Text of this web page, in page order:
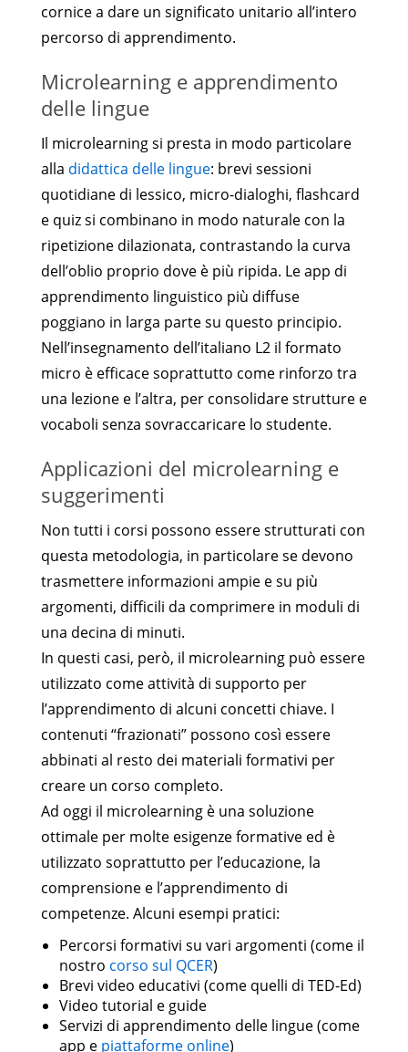
cornice a dare un significato unitario all’intero
percorso di apprendimento.
Microlearning e apprendimento
delle lingue
Il microlearning si presta in modo particolare
alla didattica delle lingue: brevi sessioni
quotidiane di lessico, micro-dialoghi, flashcard
e quiz si combinano in modo naturale con la
ripetizione dilazionata, contrastando la curva
dell’oblio proprio dove è più ripida. Le app di
apprendimento linguistico più diffuse
poggiano in larga parte su questo principio.
Nell’insegnamento dell’italiano L2 il formato
micro è efficace soprattutto come rinforzo tra
una lezione e l’altra, per consolidare strutture e
vocaboli senza sovraccaricare lo studente.
Applicazioni del microlearning e
suggerimenti
Non tutti i corsi possono essere strutturati con
questa metodologia, in particolare se devono
trasmettere informazioni ampie e su più
argomenti, difficili da comprimere in moduli di
una decina di minuti.
In questi casi, però, il microlearning può essere
utilizzato come attività di supporto per
l’apprendimento di alcuni concetti chiave. I
contenuti “frazionati” possono così essere
abbinati al resto dei materiali formativi per
creare un corso completo.
Ad oggi il microlearning è una soluzione
ottimale per molte esigenze formative ed è
utilizzato soprattutto per l’educazione, la
comprensione e l’apprendimento di
competenze. Alcuni esempi pratici:
Percorsi formativi su vari argomenti (come il
nostro corso sul QCER)
Brevi video educativi (come quelli di TED-Ed)
Video tutorial e guide
Servizi di apprendimento delle lingue (come
app e piattaforme online)